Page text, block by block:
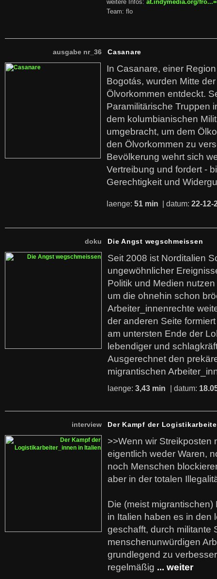
weitere Infos: at.indymedia.org/
Team: flo
ausgabe nr_36 Casanare
In Casanare, einer
Bogotás, wurden Mitte
Ölvorkommen entdeckt.
Paramilitärische Truppen
dem kolumbianischen
umgebracht, um dem
den Ölvorkommen zu
Bevölkerung wehrt sich
Vertreibung und fordert -
Gerechtigkeit und
laenge: 51 min | datum: 22-12-
doku Die Angst wegschmeissen
Seit 2008 ist Norditalien
ungewöhnlicher
Politik und Medien
um die ohnehin schon
Arbeiter_innenrechte
der anderen Seite
am untersten Ende der
lebendiger und
Ausgerechnet den
migrantischen
laenge: 3,43 min | datum:
interview Der Kampf der
>>Wenn wir Streikposten
eigentlich weder Waren,
noch Menschen
aber in der totalen
Die (meist
in Italien haben es in den
geschafft, durch militante
menschenunwürdigen
grundlegend zu
regelmäßig ... weiter